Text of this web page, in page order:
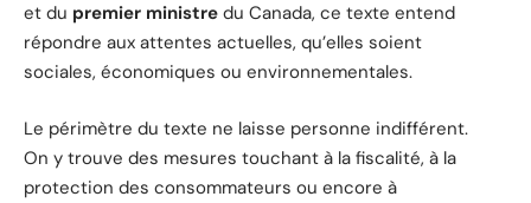
et du premier ministre du Canada, ce texte entend
répondre aux attentes actuelles, qu’elles soient
sociales, économiques ou environnementales.
Le périmètre du texte ne laisse personne indifférent.
On y trouve des mesures touchant à la fiscalité, à la
protection des consommateurs ou encore à